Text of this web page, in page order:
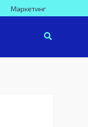
Маркетинг